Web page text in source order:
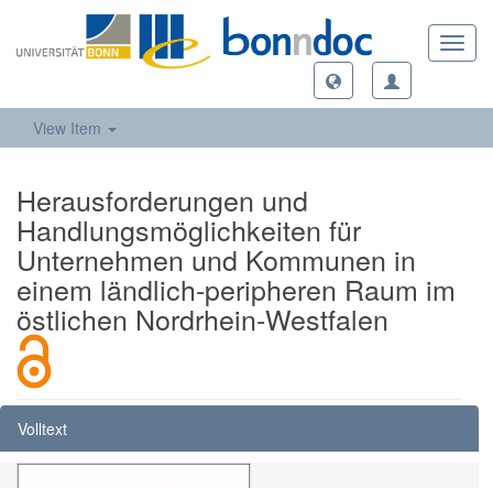
View Item
Herausforderungen und
Handlungsmöglichkeiten für
Unternehmen und Kommunen in
einem ländlich-peripheren Raum im
östlichen Nordrhein-Westfalen
Volltext